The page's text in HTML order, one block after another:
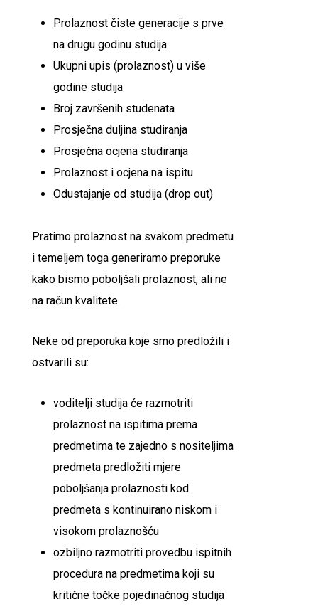
Prolaznost čiste generacije s prve
na drugu godinu studija
Ukupni upis (prolaznost) u više
godine studija
Broj završenih studenata
Prosječna duljina studiranja
Prosječna ocjena studiranja
Prolaznost i ocjena na ispitu
Odustajanje od studija (drop out)
Pratimo prolaznost na svakom predmetu
i temeljem toga generiramo preporuke
kako bismo poboljšali prolaznost, ali ne
na račun kvalitete.
Neke od preporuka koje smo predložili i
ostvarili su:
voditelji studija će razmotriti
prolaznost na ispitima prema
predmetima te zajedno s nositeljima
predmeta predložiti mjere
poboljšanja prolaznosti kod
predmeta s kontinuirano niskom i
visokom prolaznošću
ozbiljno razmotriti provedbu ispitnih
procedura na predmetima koji su
kritične točke pojedinačnog studija